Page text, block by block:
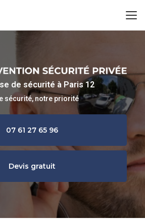
de sécurité à Paris 12
sécurité, notre priorité
07 61 27 65 96
Devis gratuit